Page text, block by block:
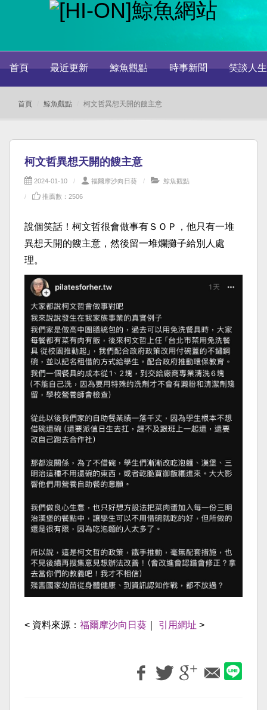
首頁 最近更新 鯨魚觀點 時事新聞 笑談人生
首頁 鯨魚觀點 柯文哲異想天開的餿主意
柯文哲異想天開的餿主意
2024-01-10 福爾摩沙向日葵 鯨魚觀點
推薦數：2506
說個笑話！柯文哲很會做事有ＳＯＰ，他只有一堆
異想天開的餿主意，然後留一堆爛攤子給別人處
理。
< 資料來源： 福爾摩沙向日葵 引用網址 >